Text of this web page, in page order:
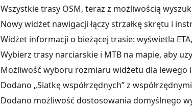
Wszystkie trasy OSM, teraz z możliwością
Nowy widżet nawigacji łączy strzałkę skrętu i
Widżet informacji o bieżącej trasie: wyświetla
Wybierz trasy narciarskie i MTB na mapie, aby
Możliwość wyboru rozmiaru widżetu dla lewego
Dodano „Siatkę współrzędnych” z
Dodano możliwość dostosowania domyślnego